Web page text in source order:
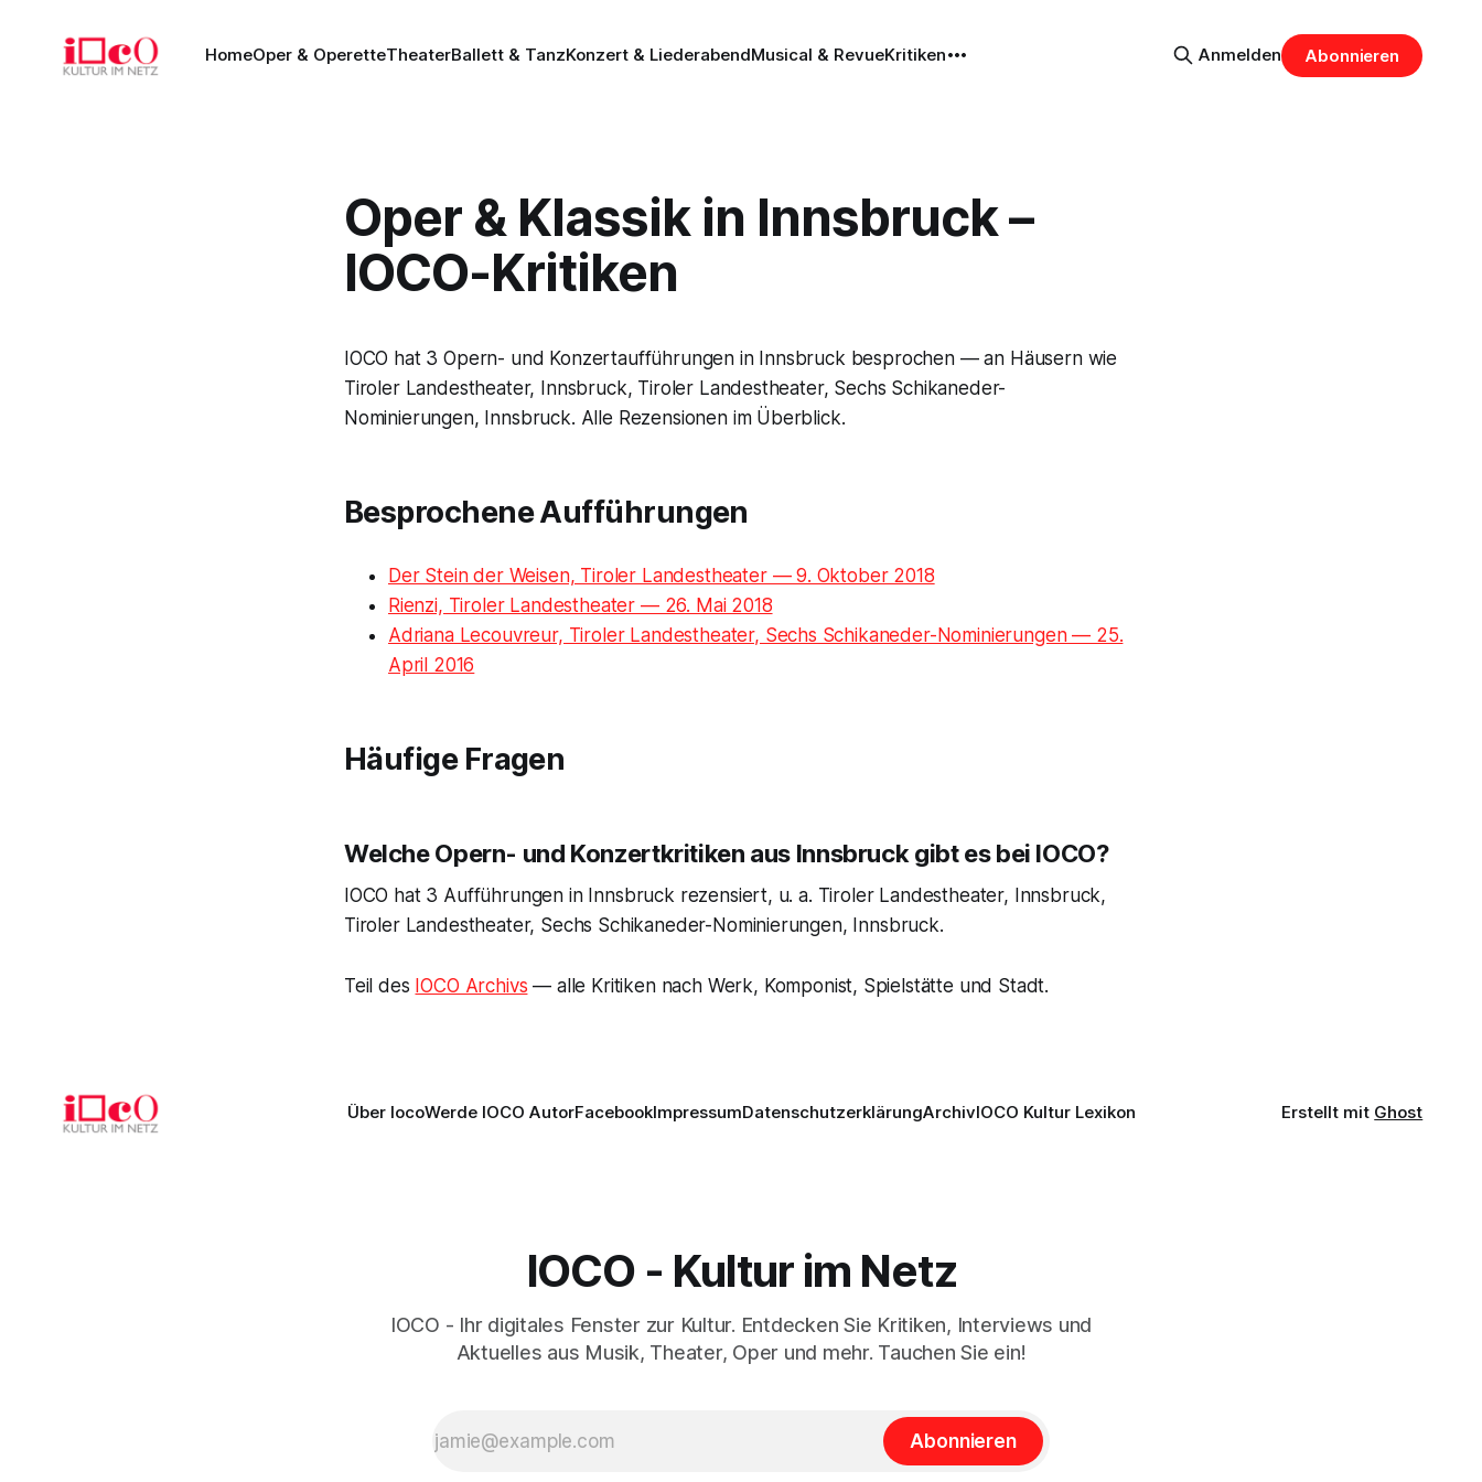
HomeOper & OperetteTheaterBallett & TanzKonzert & LiederabendMusical & RevueKritiken Anmelden Abonnieren
Oper & Klassik in Innsbruck –
IOCO-Kritiken
IOCO hat 3 Opern- und Konzertaufführungen in Innsbruck besprochen — an Häusern wie
Tiroler Landestheater, Innsbruck, Tiroler Landestheater, Sechs Schikaneder-
Nominierungen, Innsbruck. Alle Rezensionen im Überblick.
Besprochene Aufführungen
Der Stein der Weisen, Tiroler Landestheater — 9. Oktober 2018
Rienzi, Tiroler Landestheater — 26. Mai 2018
Adriana Lecouvreur, Tiroler Landestheater, Sechs Schikaneder-Nominierungen — 25.
April 2016
Häufige Fragen
Welche Opern- und Konzertkritiken aus Innsbruck gibt es bei IOCO?
IOCO hat 3 Aufführungen in Innsbruck rezensiert, u. a. Tiroler Landestheater, Innsbruck,
Tiroler Landestheater, Sechs Schikaneder-Nominierungen, Innsbruck.
Teil des IOCO Archivs — alle Kritiken nach Werk, Komponist, Spielstätte und Stadt.
Über IocoWerde IOCO AutorFacebookImpressumDatenschutzerklärungArchivIOCO Kultur Lexikon Erstellt mit Ghost
IOCO - Kultur im Netz
IOCO - Ihr digitales Fenster zur Kultur. Entdecken Sie Kritiken, Interviews und
Aktuelles aus Musik, Theater, Oper und mehr. Tauchen Sie ein!
Abonnieren